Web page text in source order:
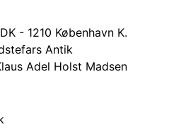
DK - 1210 København K.
Antik
Adel Holst Madsen